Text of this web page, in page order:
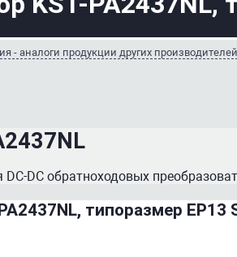
- аналоги продукции других производителей
DC обратноходовых
типоразмер EP13